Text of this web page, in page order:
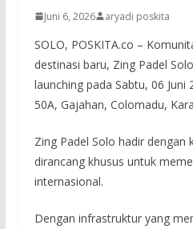
Juni 6, 2026 aryadi poskita
SOLO, POSKITA.co –
destinasi baru, Zing Padel
launching pada Sabtu, 06 Juni
50A, Gajahan, Colomadu,
Zing Padel Solo hadir dengan
dirancang khusus untuk
internasional.
Dengan infrastruktur yang